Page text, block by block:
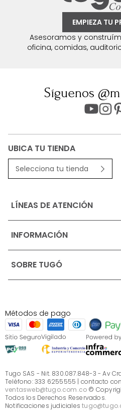
EMPIEZA TU
Asesoramos y
oficina, comidas,
Síguenos
UBICA TU TIENDA
Selecciona tu tienda
LÍNEAS DE ATENCIÓN
INFORMACIÓN
Ofertas vigentes
Términos, condiciones y
S.A.S
Términos, condiciones y
Instructivo cuidado de
Sé parte de Tugó
¿Quiénes somos?
Servicio al cliente
SOBRE TUGÓ
¿Quieres vender en Tugó?
Métodos de pago
Tugo SAS - Nit. 830.087.848-3 - Av
Teléfono: 333 6255555 | contacto
ventasweb@tugo.com.co ©
Todos los Derechos Reservados.
Notificaciones judiciales